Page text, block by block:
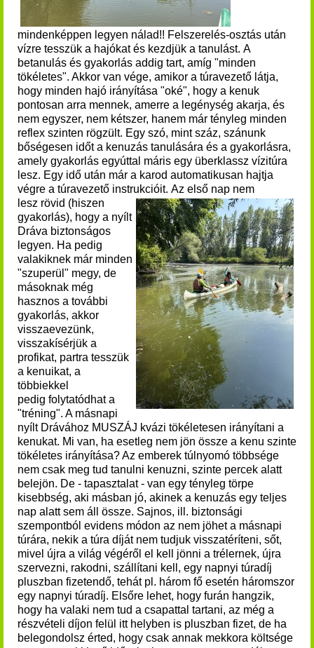
mindenképpen legyen nálad!! Felszerelés-osztás után
vízre tesszük a hajókat és kezdjük a tanulást. A
betanulás és gyakorlás addig tart, amíg "minden
tökéletes". Akkor van vége, amikor a túravezető látja,
hogy minden hajó irányítása "oké", hogy a kenuk
pontosan arra mennek, amerre a legénység akarja, és
nem egyszer, nem kétszer, hanem már tényleg minden
reflex szinten rögzült. Egy szó, mint száz, szánunk
bőségesen időt a kenuzás tanulására és a gyakorlásra,
amely gyakorlás egyúttal máris egy überklassz vízitúra
lesz. Egy idő után már a karod automatikusan hajtja
végre a túravezető instrukcióit. Az első nap nem
lesz rövid (hiszen
gyakorlás), hogy a nyílt
Dráva biztonságos
legyen. Ha pedig
valakiknek már minden
"szuperül" megy, de
másoknak még
hasznos a további
gyakorlás, akkor
visszaevezünk,
visszakísérjük a
profikat, partra tesszük
a kenuikat, a
többiekkel
pedig folytatódhat a
"tréning". A másnapi
nyílt Drávához MUSZÁJ kvázi tökéletesen irányítani a
kenukat. Mi van, ha esetleg nem jön össze a kenu szinte
tökéletes irányítása? Az emberek túlnyomó többsége
nem csak meg tud tanulni kenuzni, szinte percek alatt
belejön. De - tapasztalat - van egy tényleg törpe
kisebbség, aki másban jó, akinek a kenuzás egy teljes
nap alatt sem áll össze. Sajnos, ill. biztonsági
szempontból evidens módon az nem jöhet a másnapi
túrára, nekik a túra díját nem tudjuk visszatéríteni, sőt,
mivel újra a világ végéről el kell jönni a trélernek, újra
szervezni, rakodni, szállítani kell, egy napnyi túradíj
pluszban fizetendő, tehát pl. három fő esetén háromszor
egy napnyi túradíj. Elsőre lehet, hogy furán hangzik,
hogy ha valaki nem tud a csapattal tartani, az még a
részvételi díjon felül itt helyben is pluszban fizet, de ha
belegondolsz érted, hogy csak annak mekkora költsége